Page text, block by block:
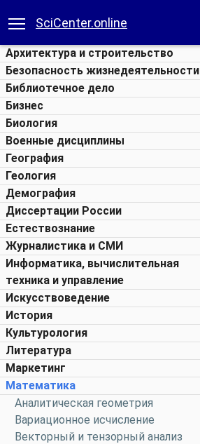
SciCenter.online
Архитектура и строительство
Безопасность жизнедеятельности
Библиотечное дело
Бизнес
Биология
Военные дисциплины
География
Геология
Демография
Диссертации России
Естествознание
Журналистика и СМИ
Информатика, вычислительная
техника и управление
Искусствоведение
История
Культурология
Литература
Маркетинг
Математика
Аналитическая геометрия
Вариационное исчисление
Векторный и тензорный анализ